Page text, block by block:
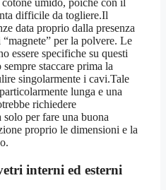
umido, poiché con il
difficile da togliere.Il
data proprio dalla presenza
per la polvere. Le
essere specifiche su questi
staccare prima la
singolarmente i cavi.Tale
lunga e una
richiedere
per fare una buona
proprio le dimensioni e la
interni ed esterni